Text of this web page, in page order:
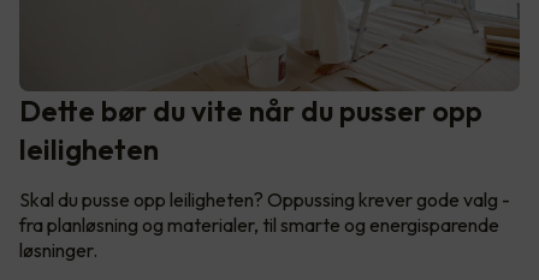
Dette bør du vite når du pusser opp
leiligheten
Skal du pusse opp leiligheten? Oppussing krever gode valg -
fra planløsning og materialer, til smarte og energisparende
løsninger.